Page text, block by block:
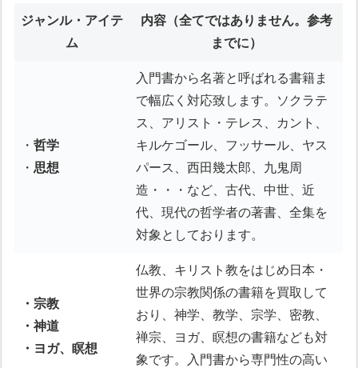
ジャンル・アイテ
ム
内容（全てではありません。参考
までに）
・哲学
・思想
入門書から名著と呼ばれる書籍ま
で幅広く対応致します。ソクラテ
ス、アリスト・テレス、カント、
キルケゴール、フッサール、ヤス
パース、西田幾太郎、九鬼周
造・・・など、古代、中世、近
代、現代の哲学者の著書、全集を
対象としております。
・宗教
・神道
・ヨガ、瞑想
仏教、キリスト教をはじめ日本・
世界の宗教関係の書籍を買取して
おり、神学、教学、宗学、密教、
禅宗、ヨガ、瞑想の書籍なども対
象です。入門書から専門性の高い